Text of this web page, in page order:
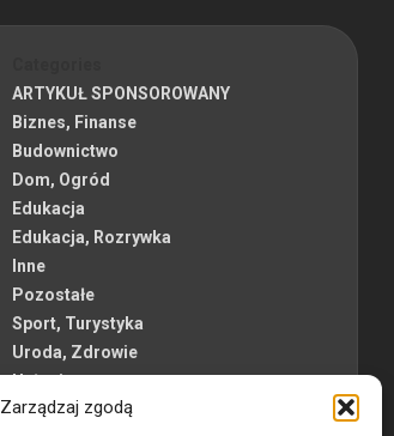
Zarządzaj zgodą
ARTYKUŁ SPONSOROWANY
Biznes, Finanse
Budownictwo
Dom, Ogród
Edukacja
Edukacja, Rozrywka
Inne
Pozostałe
Sport, Turystyka
Uroda, Zdrowie
Usługi